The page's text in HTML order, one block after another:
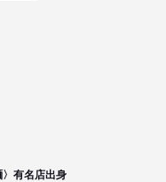
〉有名店出身